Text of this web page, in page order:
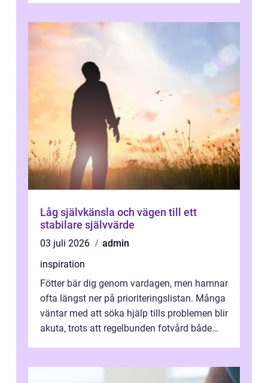
Låg självkänsla och vägen till ett
stabilare självvärde
03 juli 2026
admin
inspiration
Fötter bär dig genom vardagen, men hamnar
ofta längst ner på prioriteringslistan. Många
väntar med att söka hjälp tills problemen blir
akuta, trots att regelbunden fotvård både